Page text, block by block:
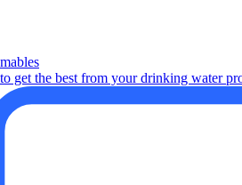
get the best from your drinking water